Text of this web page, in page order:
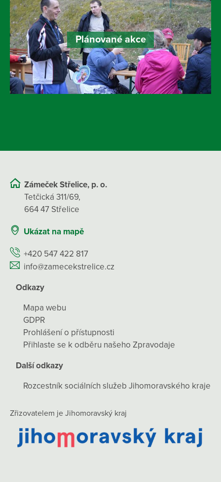
Plánované akce
Zámeček Střelice, p. o.
Tetčická 311/69,
664 47 Střelice
Ukázat na mapě
+420 547 422 817
info@zamecekstrelice.cz
Odkazy
Mapa webu
GDPR
Prohlášení o přístupnosti
Přihlaste se k odběru našeho Zpravodaje
Další odkazy
Rozcestník sociálních služeb Jihomoravského kraje
Zřizovatelem je Jihomoravský kraj